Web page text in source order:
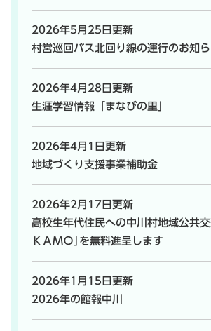
2026年5月25日更新
村営巡回バス北回り線の運行のお知
2026年4月28日更新
生涯学習情報「まなびの里」
2026年4月1日更新
地域づくり支援事業補助金
2026年2月17日更新
高校生年代住民への中川村地域公共
ＫＡＭＯ｣を無料進呈します
2026年1月15日更新
2026年の館報中川